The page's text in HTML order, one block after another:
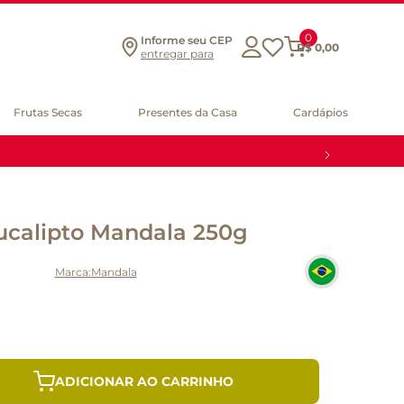
Informe seu CEP
entregar para
0
R$ 0,00
Frutas Secas Presentes da Casa Cardápios
Mandala 250g
Mandala
ADICIONAR AO CARRINHO